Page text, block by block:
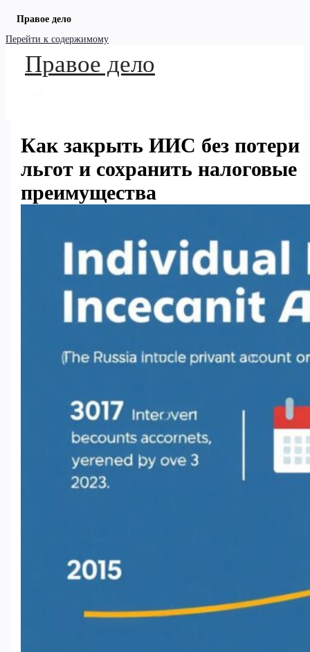
Правое дело
Перейти к содержимому
Правое дело
Как закрыть ИИС без потери
льгот и сохранить налоговые
преимущества